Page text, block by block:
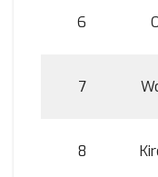
6
7
8